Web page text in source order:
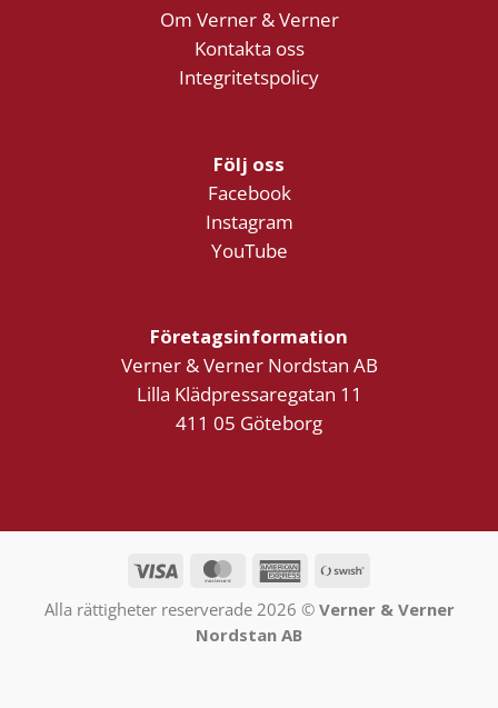
Om Verner & Verner
Kontakta oss
Integritetspolicy
Följ oss
Facebook
Instagram
YouTube
Företagsinformation
Verner & Verner Nordstan AB
Lilla Klädpressaregatan 11
411 05 Göteborg
Visa MasterCardAmericanSwish
Alla rättigheter reserverade 2026 © Verner & Verner
Nordstan AB